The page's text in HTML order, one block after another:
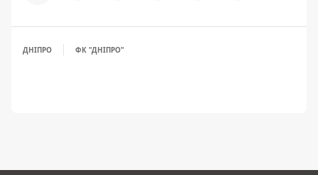
ДНІПРО ФК "ДНІПРО"